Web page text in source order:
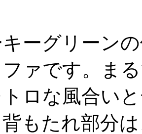
キーグリーン
ァです。ま
ロな風合い
背もたれ部分